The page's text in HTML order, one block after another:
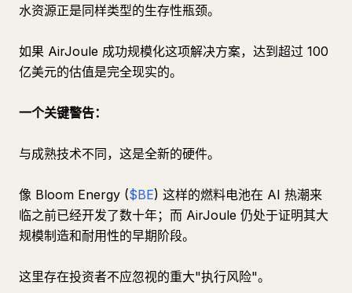
水资源正是同样类型的生存性瓶颈。
如果 AirJoule 成功规模化这项解决方案，达到超过 100
亿美元的估值是完全现实的。
一个关键警告：
与成熟技术不同，这是全新的硬件。
像 Bloom Energy ($BE) 这样的燃料电池在 AI 热潮来
临之前已经开发了数十年；而 AirJoule 仍处于证明其大
规模制造和耐用性的早期阶段。
这里存在投资者不应忽视的重大"执行风险"。